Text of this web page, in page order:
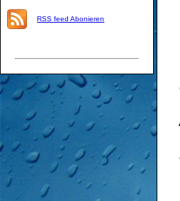
RSS feed Abonieren